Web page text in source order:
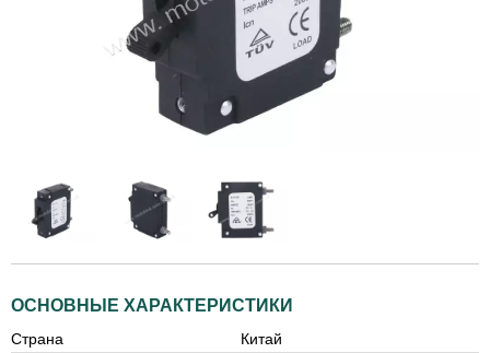
ОСНОВНЫЕ ХАРАКТЕРИСТИКИ
Страна
Китай